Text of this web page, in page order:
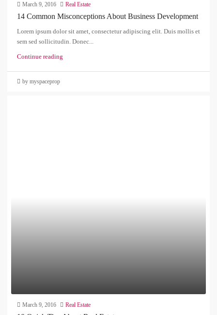
March 9, 2016 Real Estate
14 Common Misconceptions About Business Development
Lorem ipsum dolor sit amet, consectetur adipiscing elit. Duis mollis et
sem sed sollicitudin. Donec...
Continue reading
by myspaceprop
March 9, 2016 Real Estate